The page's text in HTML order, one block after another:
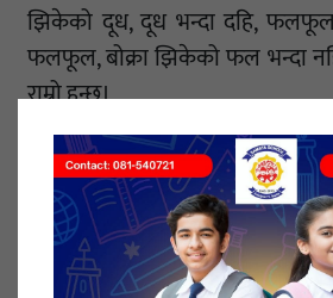
झिकेको दूध, दूध भन्दा दहि,
फलफूल, बोक्रा झिकेको फल भन्दा
राम्रो हुन्छ।
सेतो चामल भन्दा उसिनेको चामल
उनले जनाएका छन्। अन्य मासु भन्दा
मासुभन्दा पनि माछा स्वास्थ्यका
सुझाव छ।